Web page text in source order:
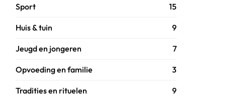
Sport 15
Huis & tuin 9
Jeugd en jongeren 7
Opvoeding en familie 3
Tradities en rituelen 9